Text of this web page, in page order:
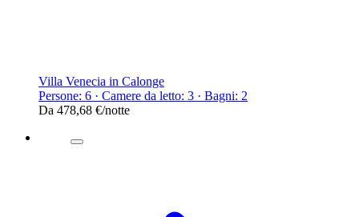
Villa Venecia in Calonge
Persone: 6 · Camere da letto: 3 · Bagni: 2
Da 478,68 €/notte